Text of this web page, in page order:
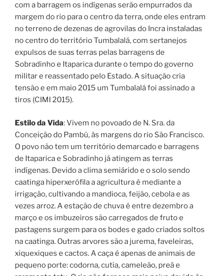
com a barragem os indígenas serão empurrados da
margem do rio para o centro da terra, onde eles entram
no terreno de dezenas de agrovilas do Incra instaladas
no centro do território Tumbalalá, com sertanejos
expulsos de suas terras pelas barragens de
Sobradinho e Itaparica durante o tempo do governo
militar e reassentado pelo Estado. A situação cria
tensão e em maio 2015 um Tumbalalá foi assinado a
tiros (CIMI 2015).
Estilo da Vida: Vivem no povoado de N. Sra. da
Conceição do Pambú, às margens do rio São Francisco.
O povo não tem um território demarcado e barragens
de Itaparica e Sobradinho já atingem as terras
indígenas. Devido a clima semiárido e o solo sendo
caatinga hiperxerófila a agricultura é mediante a
irrigação, cultivando a mandioca, feijão, cebola e as
vezes arroz. A estação de chuva é entre dezembro a
março e os imbuzeiros são carregados de fruto e
pastagens surgem para os bodes e gado criados soltos
na caatinga. Outras arvores são a jurema, faveleiras,
xiquexiques e cactos. A caça é apenas de animais de
pequeno porte: codorna, cutia, cameleão, preá e